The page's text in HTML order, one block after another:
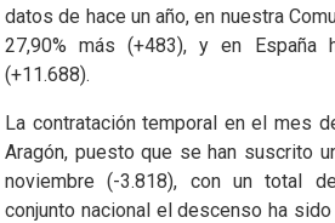
datos de hace un año, en nuestra
27,90% más (+483), y en España
(+11.688).
La contratación temporal en el mes
Aragón, puesto que se han suscrito
noviembre (-3.818), con un total
conjunto nacional el descenso ha